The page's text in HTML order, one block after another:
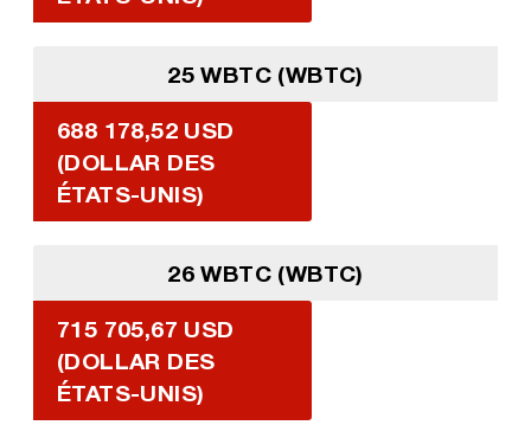
25 WBTC (WBTC)
688 178,52 USD
(DOLLAR DES
ÉTATS-UNIS)
26 WBTC (WBTC)
715 705,67 USD
(DOLLAR DES
ÉTATS-UNIS)